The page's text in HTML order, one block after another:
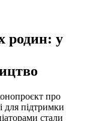
родин: у
про
для підтримки
стали